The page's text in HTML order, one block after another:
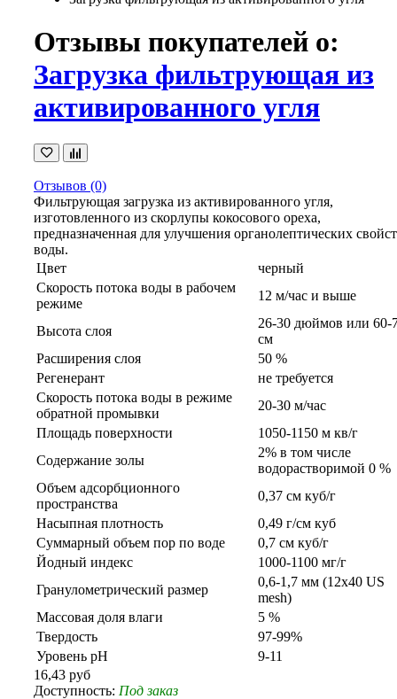
Отзывы покупателей о:
Загрузка фильтрующая из
активированного угля
Отзывов (0)
Фильтрующая загрузка из активированного угля,
изготовленного из скорлупы кокосового ореха,
предназначенная для улучшения органолептических
воды.
Цвет
черный
Скорость потока воды в рабочем
режиме
12 м/час и выше
Высота слоя
26-30 дюймов или 60-
см
Расширения слоя
50 %
Регенерант
не требуется
Скорость потока воды в режиме
обратной промывки
20-30 м/час
Площадь поверхности
1050-1150 м кв/г
Содержание золы
2% в том числе
водорастворимой 0 %
Объем адсорбционного
пространства
0,37 см куб/г
Насыпная плотность
0,49 г/см куб
Суммарный объем пор по воде
0,7 см куб/г
Йодный индекс
1000-1100 мг/г
Гранулометрический размер
0,6-1,7 мм (12х40 US
mesh)
Массовая доля влаги
5 %
Твердость
97-99%
Уровень рH
9-11
16,43 руб
Доступность: Под заказ